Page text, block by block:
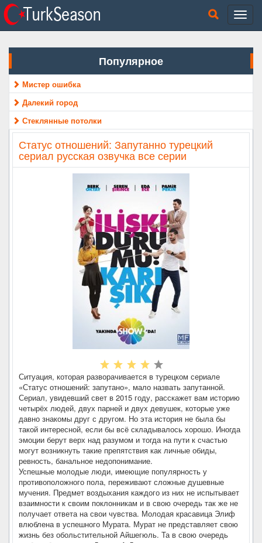
Популярное
Мистер ошибка
Далекий город
Стеклянные потолки
Статус отношений: Запутанно турецкий
сериал русская озвучка все серии
Ситуация, которая разворачивается в турецком сериале
«Статус отношений: запутано», мало назвать запутанной.
Сериал, увидевший свет в 2015 году, расскажет вам историю
четырёх людей, двух парней и двух девушек, которые уже
давно знакомы друг с другом. Но эта история не была бы
такой интересной, если бы всё складывалось хорошо. Иногда
эмоции берут верх над разумом и тогда на пути к счастью
могут возникнуть такие препятствия как личные обиды,
ревность, банальное недопонимание.
Успешные молодые люди, имеющие популярность у
противоположного пола, переживают сложные душевные
мучения. Предмет воздыхания каждого из них не испытывает
взаимности к своим поклонникам и в свою очередь так же не
получает ответа на свои чувства. Молодая красавица Элиф
влюблена в успешного Мурата. Мурат не представляет свою
жизнь без обольстительной Айшегюль. Та в свою очередь